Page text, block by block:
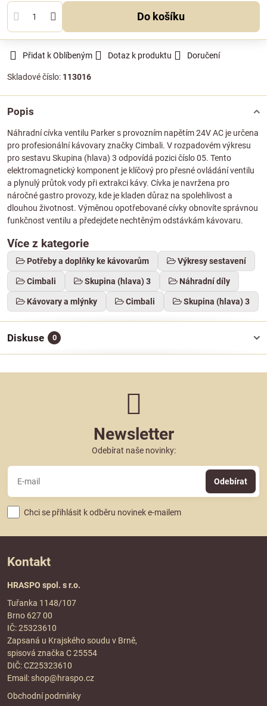
Do košíku
Přidat k Oblíbeným Dotaz k produktu Doručení
Skladové číslo: 113016
Popis
Náhradní cívka ventilu Parker s provozním napětím 24V AC je určena
pro profesionální kávovary značky Cimbali. V rozpadovém výkresu
pro sestavu Skupina (hlava) 3 odpovídá pozici číslo 05. Tento
elektromagnetický komponent je klíčový pro přesné ovládání ventilu
a plynulý průtok vody při extrakci kávy. Cívka je navržena pro
náročné gastro provozy, kde je kladen důraz na spolehlivost a
dlouhou životnost. Výměnou opotřebované cívky obnovíte správnou
funkčnost ventilu a předejdete nechtěným odstávkám kávovaru.
Více z kategorie
Potřeby a doplňky ke kávovarům Výkresy sestavení
Cimbali Skupina (hlava) 3 Náhradní díly
Kávovary a mlýnky Cimbali Skupina (hlava) 3
Diskuse 0
Newsletter
Odebírat naše novinky:
Odebírat
Chci se přihlásit k odběru novinek e-mailem
Kontakt
HRASPO spol. s r.o.
Tuřanka 1148/107
Brno 627 00
IČ: 25323610
Zapsaná u Krajského soudu v Brně,
spisová značka C 25554
DIČ: CZ25323610
Email: shop@hraspo.cz
Obchodní podmínky